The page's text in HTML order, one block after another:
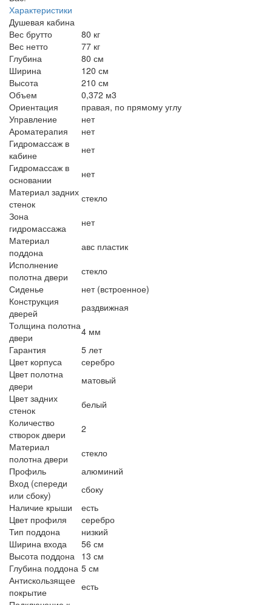
Характеристики
Душевая кабина
Вес брутто
80 кг
Вес нетто
77 кг
Глубина
80 см
Ширина
120 см
Высота
210 см
Объем
0,372 м3
Ориентация
правая, по прямому углу
Управление
нет
Ароматерапия
нет
Гидромассаж в
кабине
нет
Гидромассаж в
основании
нет
Материал задних
стенок
стекло
Зона
гидромассажа
нет
Материал
поддона
авс пластик
Исполнение
полотна двери
стекло
Сиденье
нет (встроенное)
Конструкция
дверей
раздвижная
Толщина полотна
двери
4 мм
Гарантия
5 лет
Цвет корпуса
серебро
Цвет полотна
двери
матовый
Цвет задних
стенок
белый
Количество
створок двери
2
Материал
полотна двери
стекло
Профиль
алюминий
Вход (спереди
или сбоку)
сбоку
Наличие крыши
есть
Цвет профиля
серебро
Тип поддона
низкий
Ширина входа
56 см
Высота поддона
13 см
Глубина поддона 5 см
Антискользящее
покрытие
есть